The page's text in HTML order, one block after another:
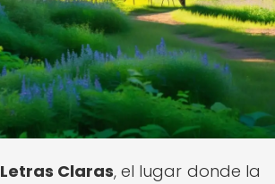
Letras Claras, el lugar donde la